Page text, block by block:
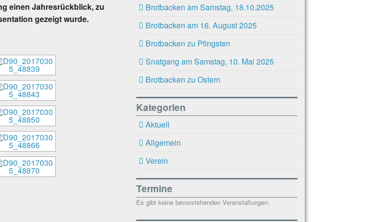
einen Jahresrückblick, zu
gezeigt wurde.
Brotbacken am Samstag, 18.10.2025
Brotbacken am 16. August 2025
Brotbacken zu Pfingsten
Snatgang am Samstag, 10. Mai 2025
Brotbacken zu Ostern
Kategorien
Aktuell
Allgemein
Verein
Termine
Es gibt keine bevorstehenden Veranstaltungen.